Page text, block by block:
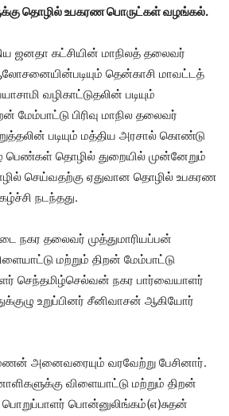
தொழில் உபகரண பொருட்கள் வழங்கல்.
ஜனதா கட்சியின் மாநிலத் தலைவர்
தென்காசி மாவட்டத்
வழிகாட்டுதலின் படியும்
மேம்பாட்டு பிரிவு மாநில தலைவர்
படியும் மத்திய அரசால் கொண்டு
பெண்கள் தொழில் துறையில் முன்னேறும்
செய்வதற்கு ஏதுவான தொழில் உபகரண
நடந்தது.
நகர தலைவர் முத்துமாரியப்பன்
மற்றும் திறன் மேம்பாட்டு
செந்தமிழ்செல்வன் நகர பார்வையாளர்
உறுப்பினர் சீனிவாசன் ஆகியோர்
அனைவரையும் வரவேற்று பேசினார்.
விளையாட்டு மற்றும் திறன்
பொறுப்பாளர் பொன்னுலிங்கம்(எ)சுதன்